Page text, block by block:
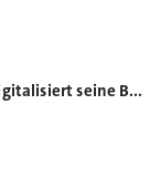
Helmholtz-Zentrum GFZ digitalisiert seine Beschaffung mit Gisa und Unite